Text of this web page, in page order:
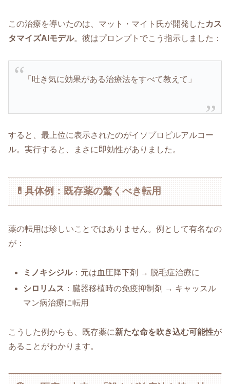
この治療を導いたのは、マット・マイト氏が開発した カス
タマイズAIモデル。彼はプロンプトでこう指示しました：
「吐き気に効果がある治療法をすべて教えて」
すると、最上位に表示されたのがイソプロピルアルコー
ル。実行すると、まさに即効性がありました。
💊具体例：既存薬の驚くべき転用
薬の転用は珍しいことではありません。例として有名なの
が：
ミノキシジル：元は血圧降下剤 → 脱毛症治療に
シロリムス ：臓器移植時の免疫抑制剤 → キャッスル
マン病治療に転用
こうした例からも、既存薬に新たな命を吹き込む可能性が
あることがわかります。